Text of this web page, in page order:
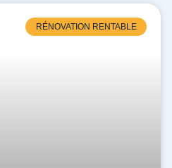
RÉNOVATION RENTABLE